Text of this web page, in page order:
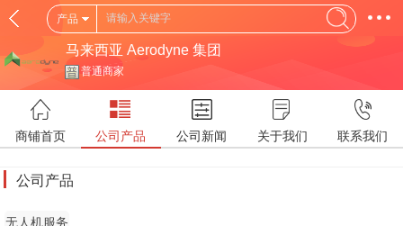
产品
马来西亚 Aerodyne 集团
普通商家
商铺首页 公司产品 公司新闻 关于我们 联系我们
公司产品
无人机服务